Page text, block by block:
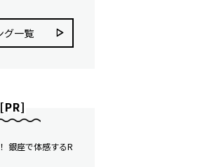
グ⼀覧
銀座で体感するR